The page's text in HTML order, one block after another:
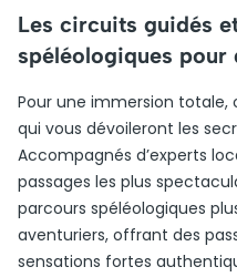
Les circuits guidés
spéléologiques
Pour une immersion totale,
qui vous dévoileront les
Accompagnés d’experts
passages les plus
parcours spéléologiques
aventuriers, offrant des
sensations fortes